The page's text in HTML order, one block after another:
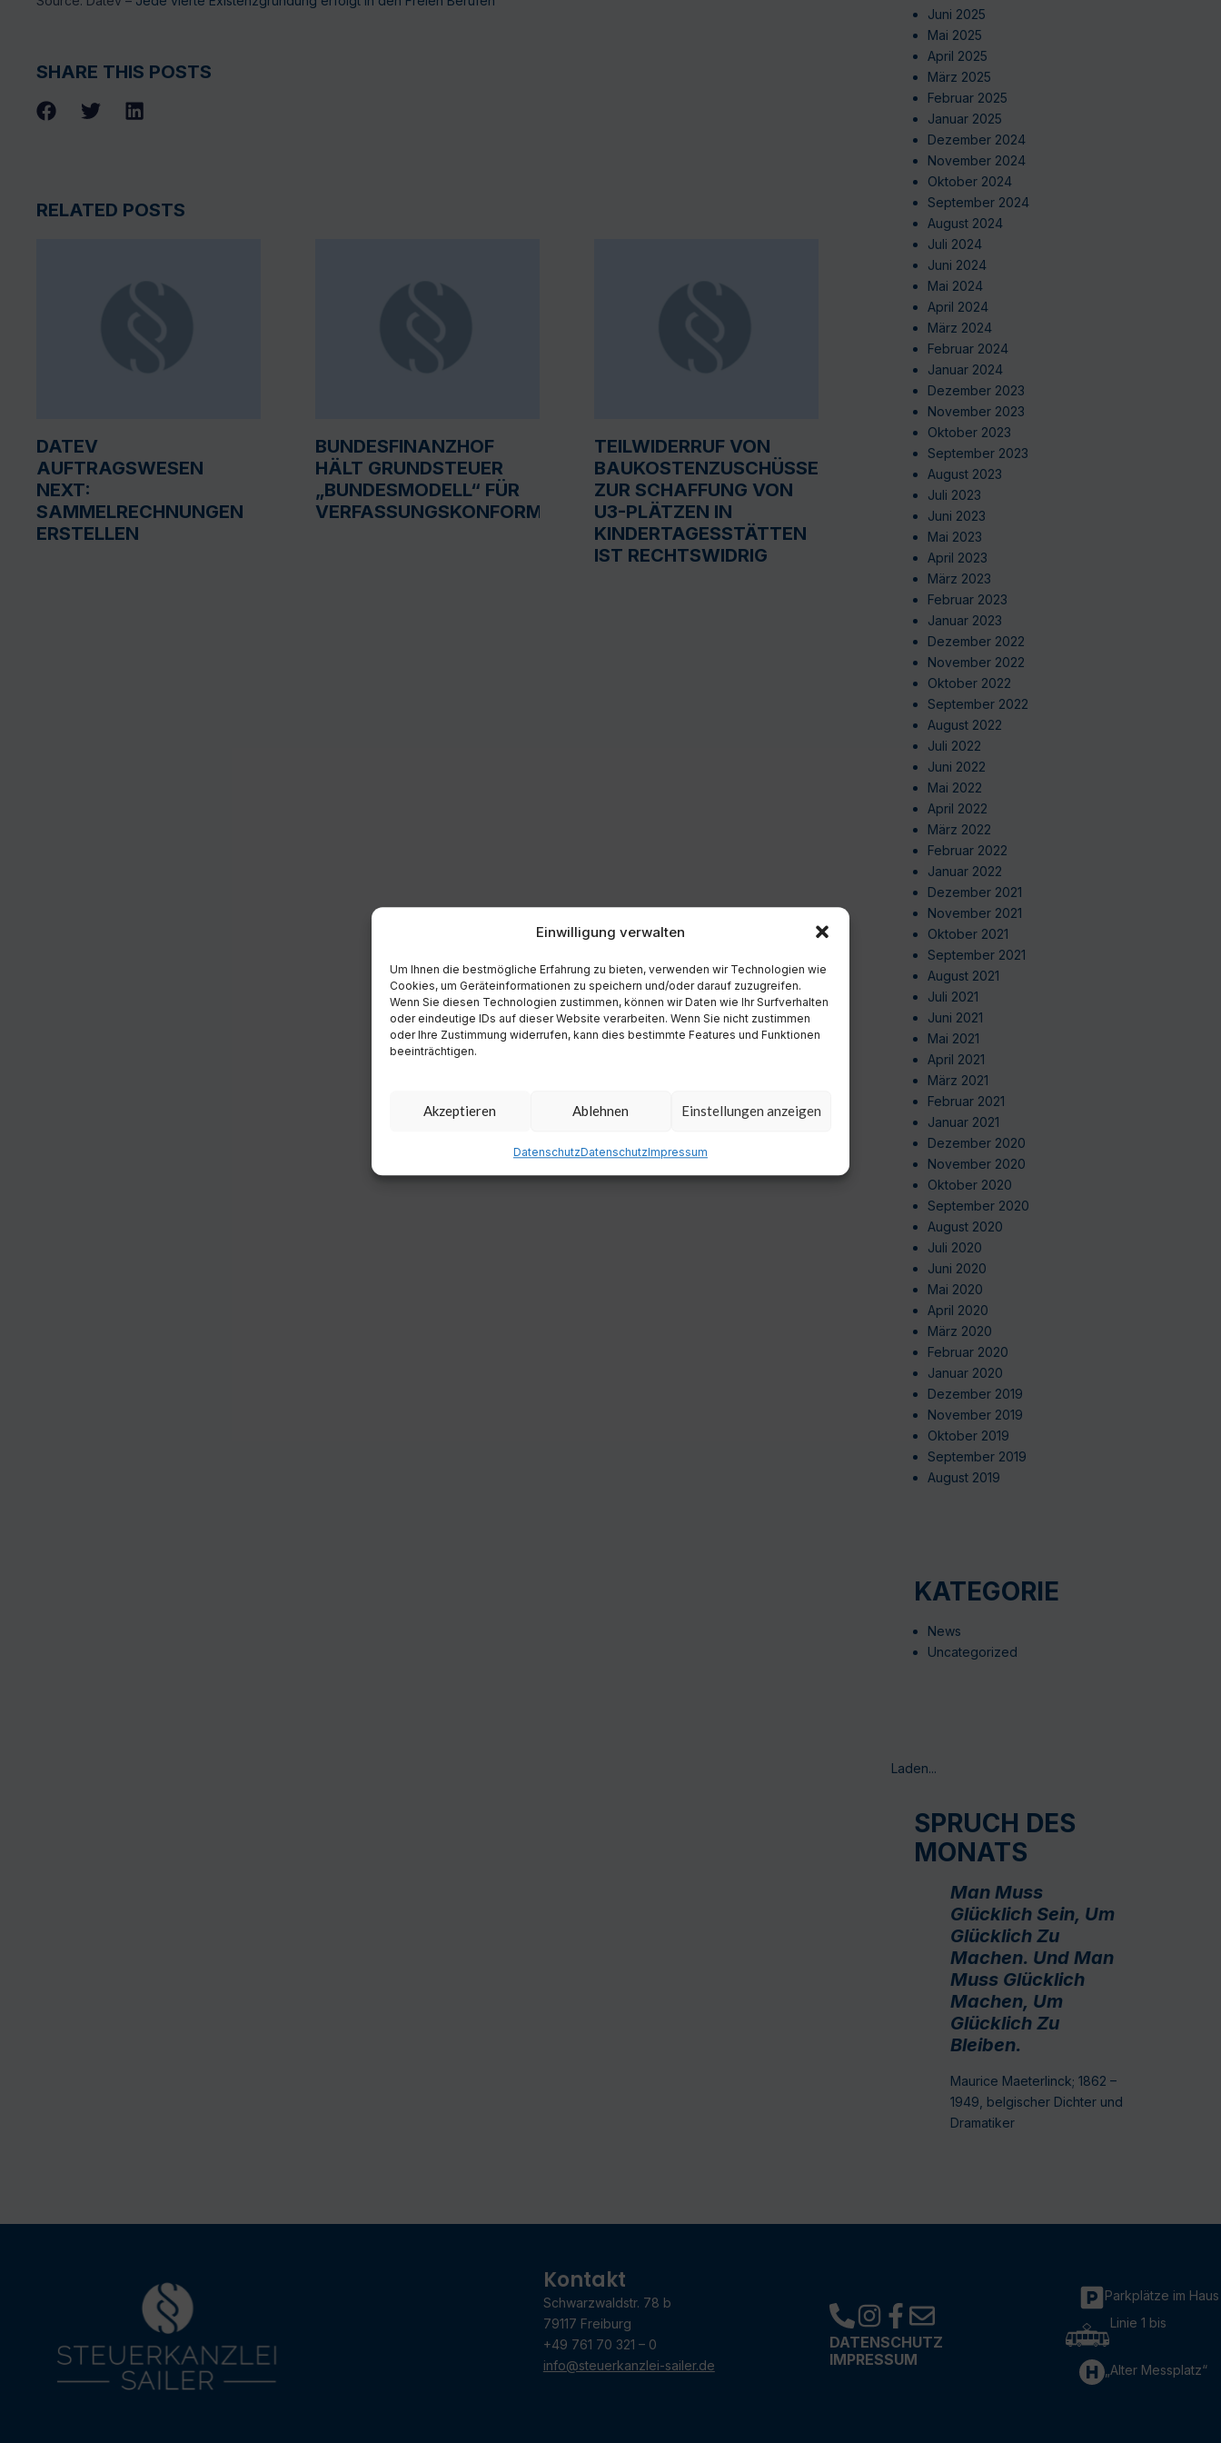
Einwilligung verwalten
Um Ihnen die bestmögliche Erfahrung zu bieten, verwenden wir Technologien wie
Cookies, um Geräteinformationen zu speichern und/oder darauf zuzugreifen.
Wenn Sie diesen Technologien zustimmen, können wir Daten wie Ihr Surfverhalten
oder eindeutige IDs auf dieser Website verarbeiten. Wenn Sie nicht zustimmen
oder Ihre Zustimmung widerrufen, kann dies bestimmte Features und Funktionen
beeinträchtigen.
Akzeptieren Ablehnen Einstellungen anzeigen
DatenschutzDatenschutzImpressum
SHARE THIS POSTS
RELATED POSTS
DATEV
AUFTRAGSWESEN
NEXT:
SAMMELRECHNUNGEN
ERSTELLEN
BUNDESFINANZHOF
HÄLT GRUNDSTEUER
„BUNDESMODELL“ FÜR
VERFASSUNGSKONFORM
TEILWIDERRUF VON
BAUKOSTENZUSCHÜSSEN
ZUR SCHAFFUNG VON
U3-PLÄTZEN IN
KINDERTAGESSTÄTTEN
IST RECHTSWIDRIG
Juni 2025
Mai 2025
April 2025
März 2025
Februar 2025
Januar 2025
Dezember 2024
November 2024
Oktober 2024
September 2024
August 2024
Juli 2024
Juni 2024
Mai 2024
April 2024
März 2024
Februar 2024
Januar 2024
Dezember 2023
November 2023
Oktober 2023
September 2023
August 2023
Juli 2023
Juni 2023
Mai 2023
April 2023
März 2023
Februar 2023
Januar 2023
Dezember 2022
November 2022
Oktober 2022
September 2022
August 2022
Juli 2022
Juni 2022
Mai 2022
April 2022
März 2022
Februar 2022
Januar 2022
Dezember 2021
November 2021
Oktober 2021
September 2021
August 2021
Juli 2021
Juni 2021
Mai 2021
April 2021
März 2021
Februar 2021
Januar 2021
Dezember 2020
November 2020
Oktober 2020
September 2020
August 2020
Juli 2020
Juni 2020
Mai 2020
April 2020
März 2020
Februar 2020
Januar 2020
Dezember 2019
November 2019
Oktober 2019
September 2019
August 2019
KATEGORIE
News
Uncategorized
Laden...
SPRUCH DES
MONATS
Man Muss
Glücklich Sein, Um
Glücklich Zu
Machen. Und Man
Muss Glücklich
Machen, Um
Glücklich Zu
Bleiben.
Maurice Maeterlinck; 1862 –
1949, belgischer Dichter und
Dramatiker
Kontakt
Schwarzwaldstr. 78 b
79117 Freiburg
+49 761 70 321 – 0
info@steuerkanzlei-sailer.de
DATENSCHUTZ
IMPRESSUM
Parkplätze im Haus
Linie 1 bis
„Alter Messplatz“